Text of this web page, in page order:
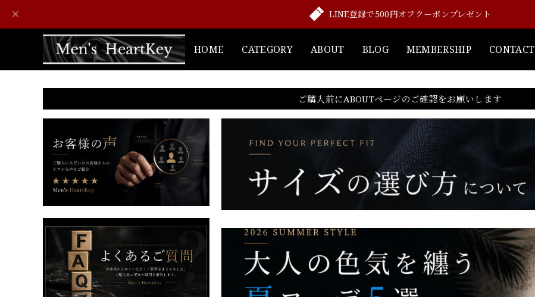
LINE登録で500円オフクーポンプレゼント
HOME CATEGORY ABOUT BLOG MEMBERSHIP CONTACT
ご購入前にABOUTページのご確認をお願いします